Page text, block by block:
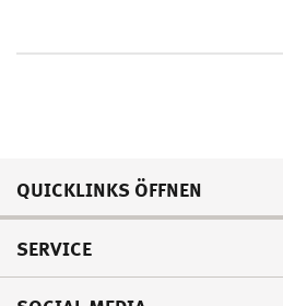
QUICKLINKS ÖFFNEN
SERVICE